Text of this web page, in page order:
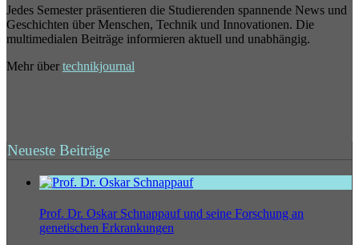
Jedes Semester präsentieren die Studierenden spannende News und
Geschichten über Menschen, Technik und Innovationen. Die
multimedialen Beiträge informieren aktuell und unabhängig.
Mehr über technikjournal
Neueste Beiträge
Prof. Dr. Oskar Schnappauf und seine Forschung an
genetischen Erkrankungen